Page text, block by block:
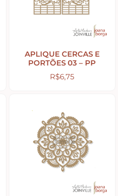
APLIQUE CERCAS E
PORTÕES 03 – PP
R$6,75